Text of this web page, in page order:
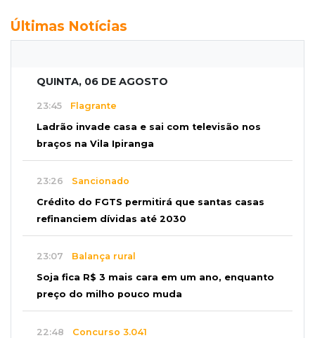
Últimas Notícias
QUINTA, 06 DE AGOSTO
23:45 Flagrante
Ladrão invade casa e sai com televisão nos
braços na Vila Ipiranga
23:26 Sancionado
Crédito do FGTS permitirá que santas casas
refinanciem dívidas até 2030
23:07 Balança rural
Soja fica R$ 3 mais cara em um ano, enquanto
preço do milho pouco muda
22:48 Concurso 3.041